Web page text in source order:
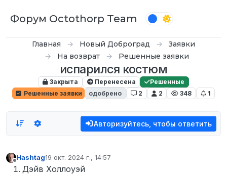
Форум Octothorp Team
Главная Новый Доброград
Заявки
На возврат
Решенные заявки
испарился костюм
Закрыта Перенесена
Решенные
Решенные заявки
одобрено 2 2 348 1
Авторизуйтесь, чтобы ответить
Не в сети
Hashtag19 окт. 2024 г., 14:57
отредактировано
Дэйв Холлоуэй